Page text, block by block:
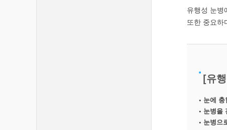
유행성 눈병
또한 중요하
[유
• 눈에
• 눈병을
• 눈병으